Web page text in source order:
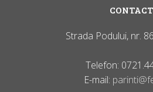
CONTACT
Strada Podului, nr.
Telefon:
E-mail: